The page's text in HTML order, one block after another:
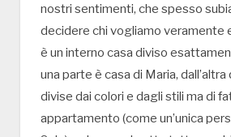
nostri sentimenti, che spesso
decidere chi vogliamo veramente
è un interno casa diviso
una parte è casa di Maria, dall’altra
divise dai colori e dagli stili ma di
appartamento (come un’unica